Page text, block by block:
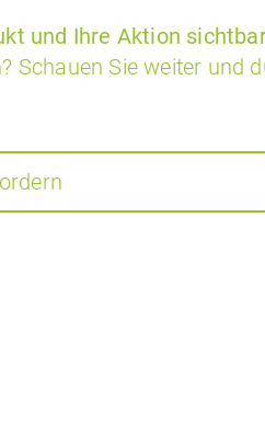
und Ihre Aktion
Schauen Sie weiter und